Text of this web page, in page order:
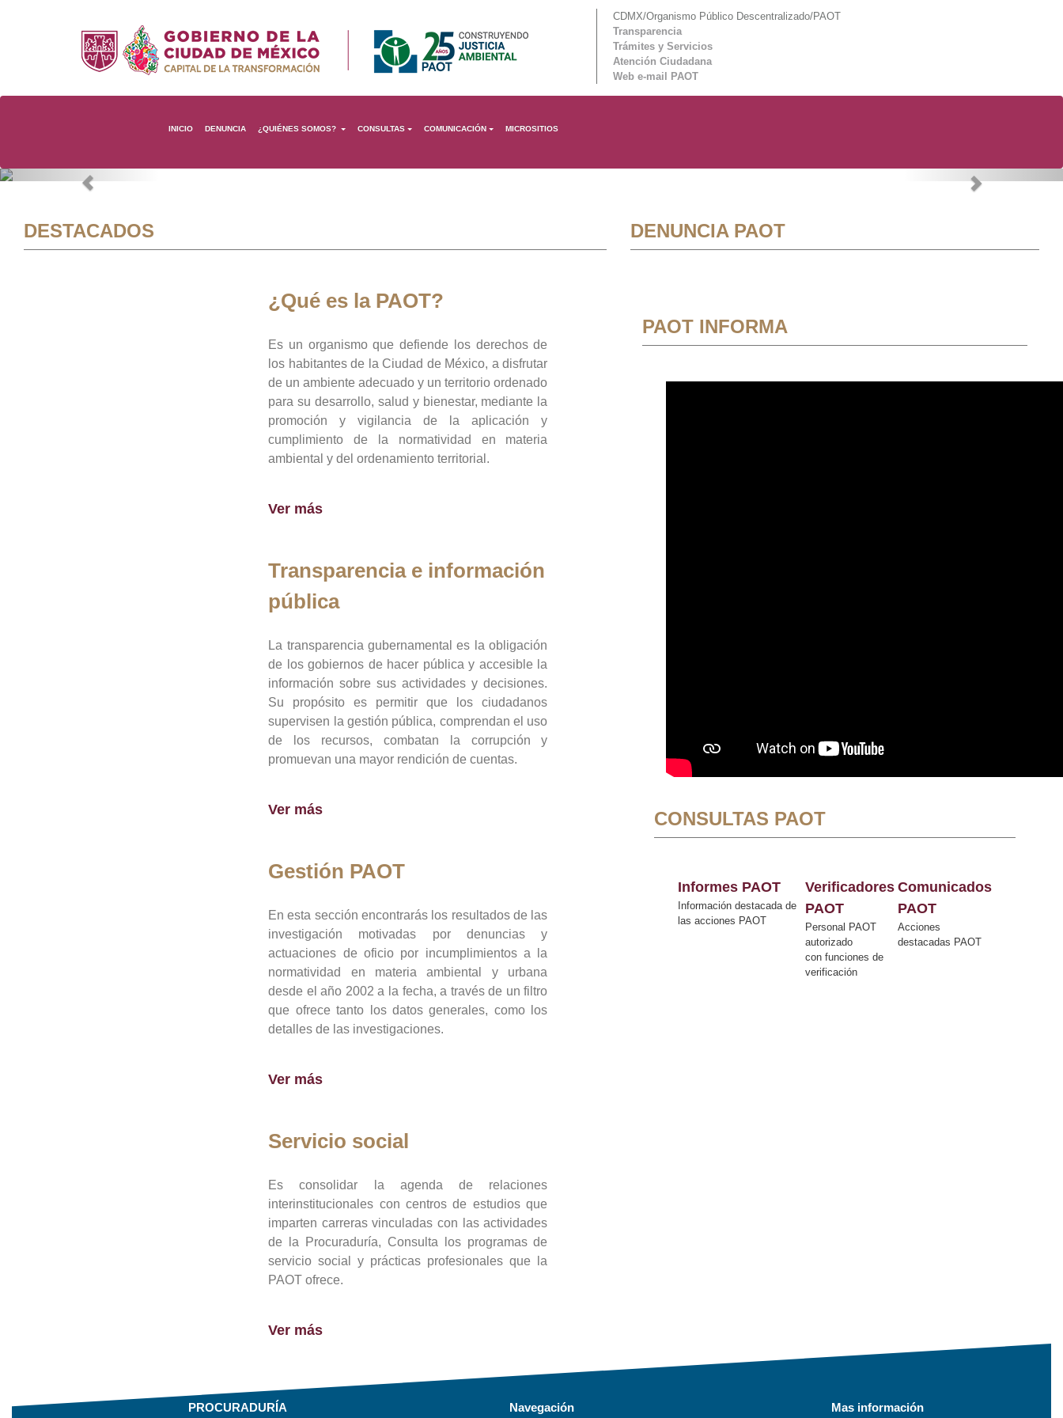
CDMX/Organismo Público Descentralizado/PAOT
Transparencia
Trámites y Servicios
Atención Ciudadana
Web e-mail PAOT
INICIO DENUNCIA ¿QUIÉNES SOMOS? CONSULTAS COMUNICACIÓN MICROSITIOS
Previous Next
DESTACADOS
¿Qué es la PAOT?
Es un organismo que defiende los derechos de
los habitantes de la Ciudad de México, a disfrutar
de un ambiente adecuado y un territorio ordenado
para su desarrollo, salud y bienestar, mediante la
promoción y vigilancia de la aplicación y
cumplimiento de la normatividad en materia
ambiental y del ordenamiento territorial.
Ver más
Transparencia e información
pública
La transparencia gubernamental es la obligación
de los gobiernos de hacer pública y accesible la
información sobre sus actividades y decisiones.
Su propósito es permitir que los ciudadanos
supervisen la gestión pública, comprendan el uso
de los recursos, combatan la corrupción y
promuevan una mayor rendición de cuentas.
Ver más
Gestión PAOT
En esta sección encontrarás los resultados de las
investigación motivadas por denuncias y
actuaciones de oficio por incumplimientos a la
normatividad en materia ambiental y urbana
desde el año 2002 a la fecha, a través de un filtro
que ofrece tanto los datos generales, como los
detalles de las investigaciones.
Ver más
Servicio social
Es consolidar la agenda de relaciones
interinstitucionales con centros de estudios que
imparten carreras vinculadas con las actividades
de la Procuraduría, Consulta los programas de
servicio social y prácticas profesionales que la
PAOT ofrece.
Ver más
DENUNCIA PAOT
PAOT INFORMA
CONSULTAS PAOT
Informes PAOT
Información destacada de
las acciones PAOT
Verificadores
PAOT
Personal PAOT
autorizado
con funciones de
verificación
Comunicados
PAOT
Acciones
destacadas PAOT
PROCURADURÍA Navegación Mas información